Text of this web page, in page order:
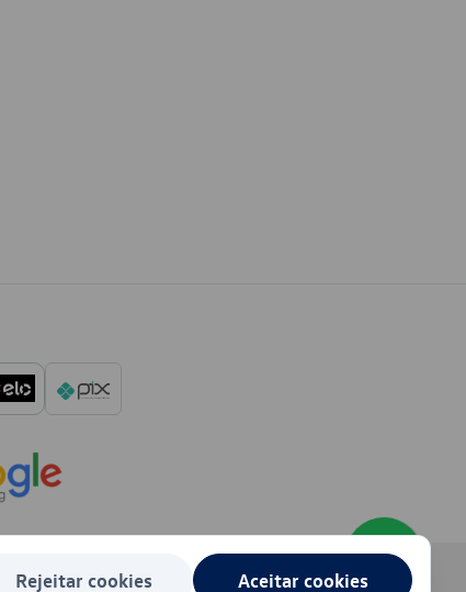
Rejeitar cookies Aceitar cookies